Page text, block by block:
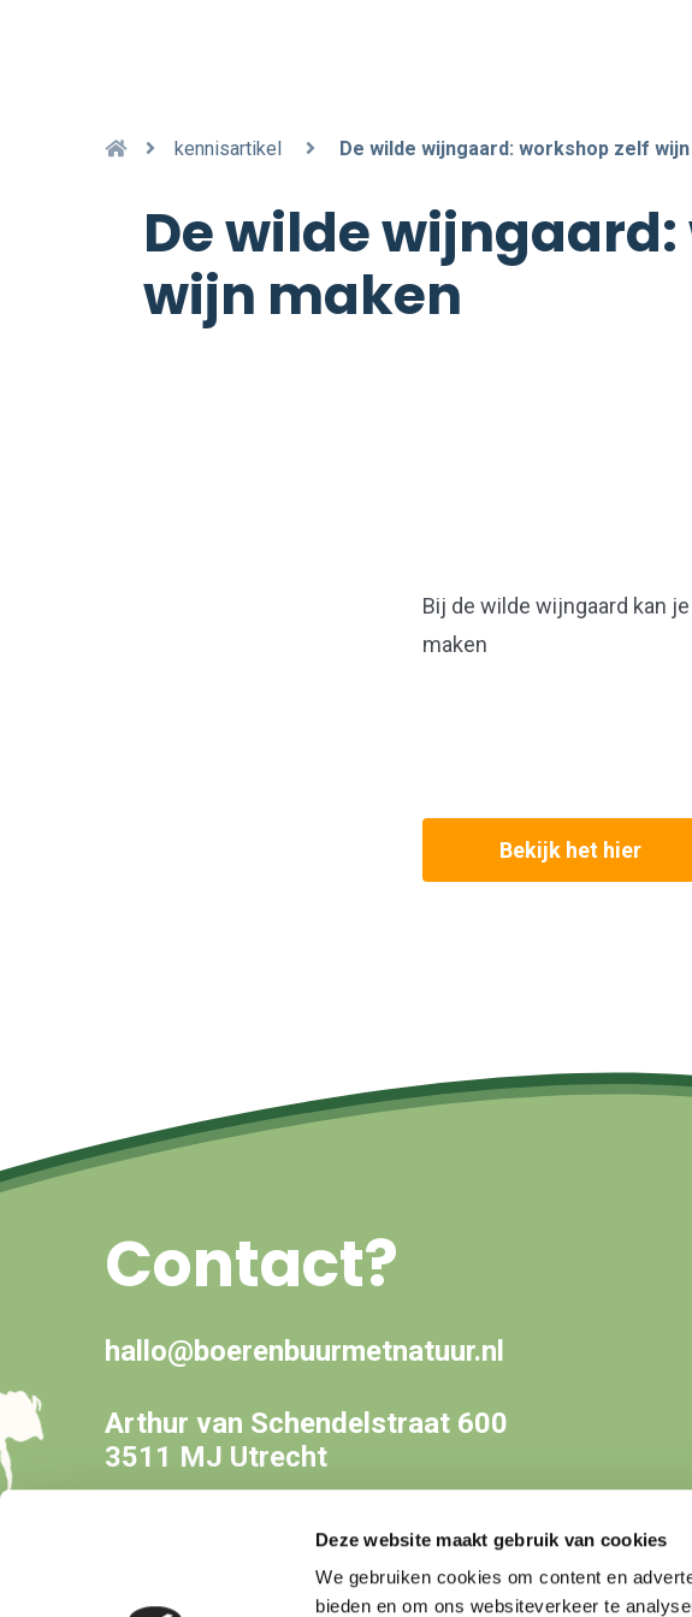
Deze website maakt gebruik van cookies
We gebruiken cookies om content en
bieden en om ons websiteverkeer te
kennisartikel De wilde wijngaard: workshop zelf
De wilde
wijn maken
Bij de wilde wijngaard kan
maken
Bekijk het hier
Contact?
hallo@boerenbuurmetnatuur.nl
Arthur van Schendelstraat 600
3511 MJ Utrecht